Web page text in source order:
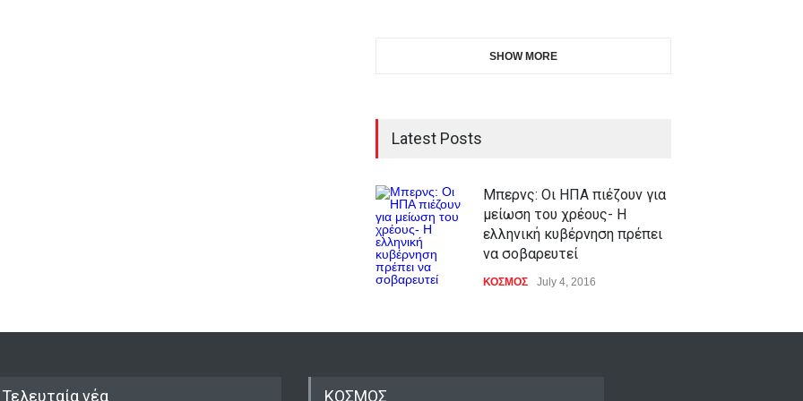
SHOW MORE
Latest Posts
Μπερνς: Οι ΗΠΑ πιέζουν για
μείωση του χρέους- Η
ελληνική κυβέρνηση πρέπει
να σοβαρευτεί
ΚΟΣΜΟΣ July 4, 2016
Τελευταία νέα ΚΟΣΜΟΣ